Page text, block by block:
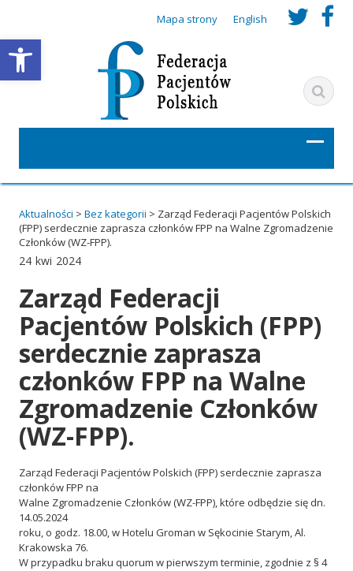
Otwórz pasek narzędzi
t
i
t
t
e
r
r
l
c
o
Mapa strony English
Aktualności > Bez kategorii > Zarząd Federacji Pacjentów Polskich
(FPP) serdecznie zaprasza członków FPP na Walne Zgromadzenie
Członków (WZ-FPP).
24 kwi 2024
Zarząd Federacji
Pacjentów Polskich (FPP)
serdecznie zaprasza
członków FPP na Walne
Zgromadzenie Członków
(WZ-FPP).
Zarząd Federacji Pacjentów Polskich (FPP) serdecznie zaprasza
członków FPP na
Walne Zgromadzenie Członków (WZ-FPP), które odbędzie się dn.
14.05.2024
roku, o godz. 18.00, w Hotelu Groman w Sękocinie Starym, Al.
Krakowska 76.
W przypadku braku quorum w pierwszym terminie, zgodnie z § 4